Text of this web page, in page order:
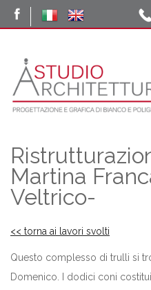
Martina
Veltrico-
<< torna ai lavori svolti
Questo complesso di trulli si
Domenico. I dodici coni